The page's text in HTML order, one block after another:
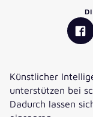
Künstlicher
unterstützen bei
Dadurch lassen